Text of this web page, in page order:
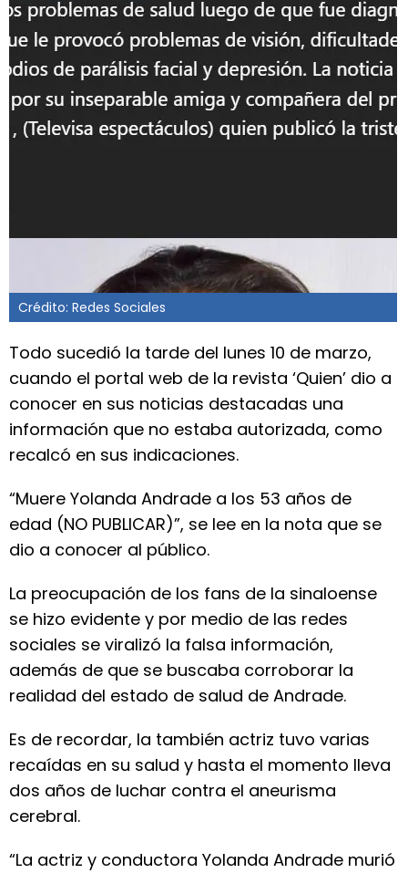
Crédito: Redes Sociales
Todo sucedió la tarde del lunes 10 de marzo,
cuando el portal web de la revista ‘Quien’ dio a
conocer en sus noticias destacadas una
información que no estaba autorizada, como
recalcó en sus indicaciones.
“Muere Yolanda Andrade a los 53 años de
edad (NO PUBLICAR)”, se lee en la nota que se
dio a conocer al público.
La preocupación de los fans de la sinaloense
se hizo evidente y por medio de las redes
sociales se viralizó la falsa información,
además de que se buscaba corroborar la
realidad del estado de salud de Andrade.
Es de recordar, la también actriz tuvo varias
recaídas en su salud y hasta el momento lleva
dos años de luchar contra el aneurisma
cerebral.
“La actriz y conductora Yolanda Andrade murió